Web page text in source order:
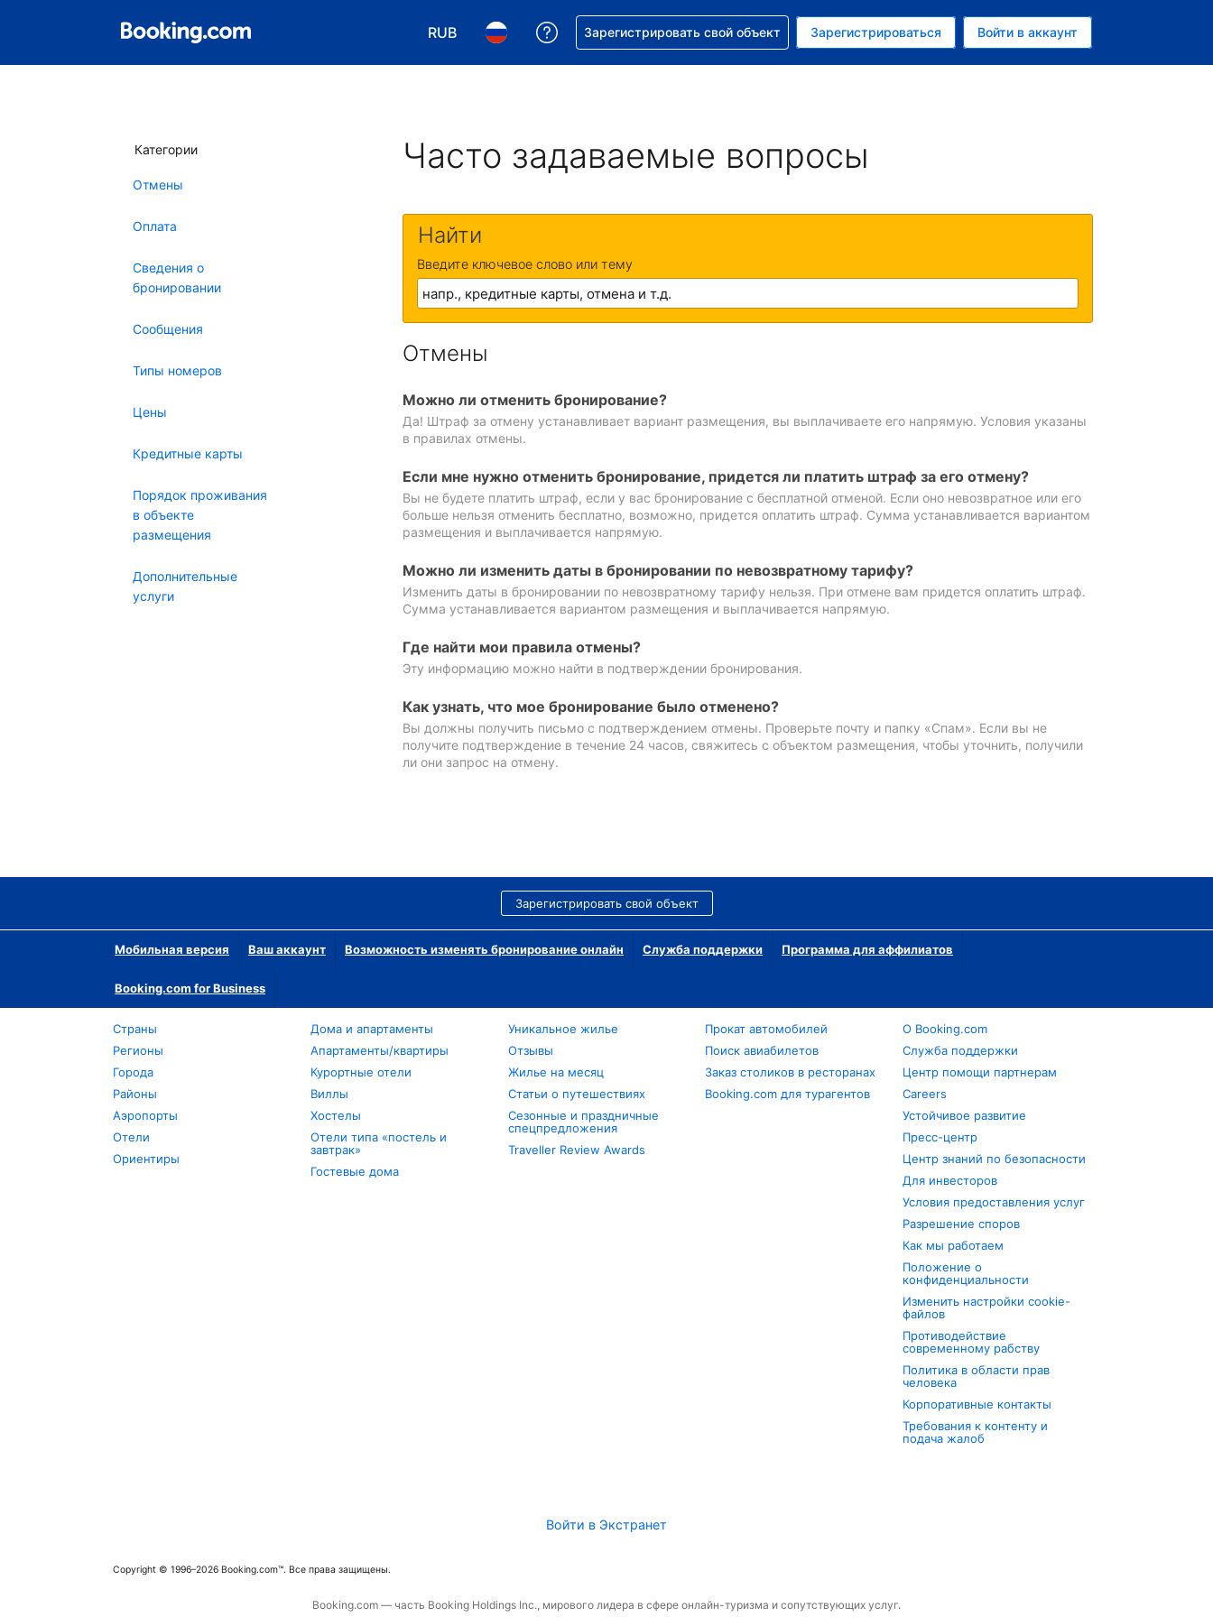
RUB
Выберите валюту. Текущая валюта — Российский рубль
Выберите язык. Текущий язык — На русском
Получите помощь с бронированием
Зарегистрировать свой объект Зарегистрироваться Войти в аккаунт
Категории
Отмены
Оплата
Сведения о
бронировании
Сообщения
Типы номеров
Цены
Кредитные карты
Порядок проживания
в объекте
размещения
Дополнительные
услуги
Часто задаваемые вопросы
Найти
Введите ключевое слово или тему
Отмены
Можно ли отменить бронирование?
Да! Штраф за отмену устанавливает вариант размещения, вы выплачиваете его напрямую. Условия указаны
в правилах отмены.
Если мне нужно отменить бронирование, придется ли платить штраф за его отмену?
Вы не будете платить штраф, если у вас бронирование с бесплатной отменой. Если оно невозвратное или его
больше нельзя отменить бесплатно, возможно, придется оплатить штраф. Сумма устанавливается вариантом
размещения и выплачивается напрямую.
Можно ли изменить даты в бронировании по невозвратному тарифу?
Изменить даты в бронировании по невозвратному тарифу нельзя. При отмене вам придется оплатить штраф.
Сумма устанавливается вариантом размещения и выплачивается напрямую.
Где найти мои правила отмены?
Эту информацию можно найти в подтверждении бронирования.
Как узнать, что мое бронирование было отменено?
Вы должны получить письмо с подтверждением отмены. Проверьте почту и папку «Спам». Если вы не
получите подтверждение в течение 24 часов, свяжитесь с объектом размещения, чтобы уточнить, получили
ли они запрос на отмену.
Зарегистрировать свой объект
Мобильная версия Ваш аккаунт Возможность изменять бронирование онлайн Служба поддержки Программа для аффилиатов
Booking.com for Business
Страны
Регионы
Города
Районы
Аэропорты
Отели
Ориентиры
Дома и апартаменты
Апартаменты/квартиры
Курортные отели
Виллы
Хостелы
Отели типа «постель и
завтрак»
Гостевые дома
Уникальное жилье
Отзывы
Жилье на месяц
Статьи о путешествиях
Сезонные и праздничные
спецпредложения
Traveller Review Awards
Прокат автомобилей
Поиск авиабилетов
Заказ столиков в ресторанах
Booking.com для турагентов
О Booking.com
Служба поддержки
Центр помощи партнерам
Careers
Устойчивое развитие
Пресс-центр
Центр знаний по безопасности
Для инвесторов
Условия предоставления услуг
Разрешение споров
Как мы работаем
Положение о
конфиденциальности
Изменить настройки cookie-
файлов
Противодействие
современному рабству
Политика в области прав
человека
Корпоративные контакты
Требования к контенту и
подача жалоб
Войти в Экстранет
Copyright © 1996–2026 Booking.com™. Все права защищены.
Booking.com — часть Booking Holdings Inc., мирового лидера в сфере онлайн-туризма и сопутствующих услуг.